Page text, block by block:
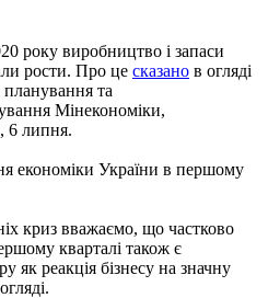
року виробництво і запаси
рости. Про це сказано в огляді
планування та
Мінекономіки,
6 липня.
економіки України в першому
криз вважаємо, що частково
кварталі також є
як реакція бізнесу на значну